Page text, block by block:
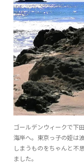
ゴールデンウィークで下
海岸へ。東京っ子の姪は
しまうものをちゃんと不
ました。